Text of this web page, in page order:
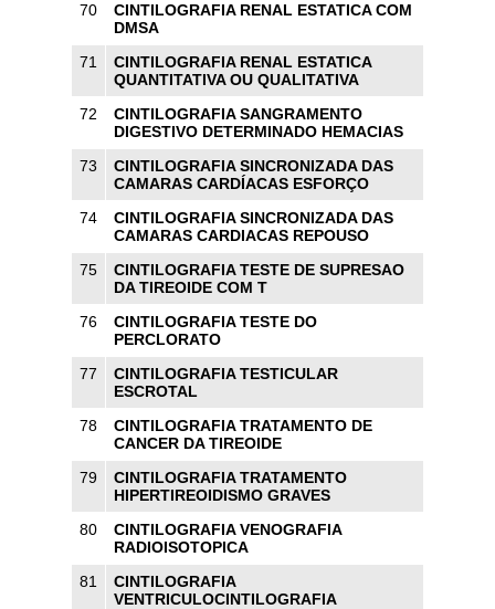
70
CINTILOGRAFIA RENAL ESTATICA COM
DMSA
71
CINTILOGRAFIA RENAL ESTATICA
QUANTITATIVA OU QUALITATIVA
72
CINTILOGRAFIA SANGRAMENTO
DIGESTIVO DETERMINADO HEMACIAS
73
CINTILOGRAFIA SINCRONIZADA DAS
CAMARAS CARDÍACAS ESFORÇO
74
CINTILOGRAFIA SINCRONIZADA DAS
CAMARAS CARDIACAS REPOUSO
75
CINTILOGRAFIA TESTE DE SUPRESAO
DA TIREOIDE COM T
76
CINTILOGRAFIA TESTE DO
PERCLORATO
77
CINTILOGRAFIA TESTICULAR
ESCROTAL
78
CINTILOGRAFIA TRATAMENTO DE
CANCER DA TIREOIDE
79
CINTILOGRAFIA TRATAMENTO
HIPERTIREOIDISMO GRAVES
80
CINTILOGRAFIA VENOGRAFIA
RADIOISOTOPICA
81
CINTILOGRAFIA
VENTRICULOCINTILOGRAFIA